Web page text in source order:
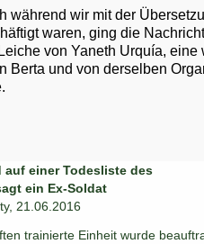
während wir mit der
waren, ging die
von Yaneth Urquía, eine
Berta und von derselben
auf einer Todesliste des
ein Ex-Soldat
21.06.2016
trainierte Einheit wurde